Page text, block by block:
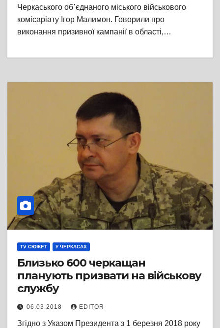
Черкаського об᾽єднаного міського військового
комісаріату Ігор Малимон. Говорили про
виконання призивної кампанії в області,…
TV СЮЖЕТ У ЧЕРКАСАХ
Близько 600 черкащан
планують призвати на військову
службу
06.03.2018 EDITOR
Згідно з Указом Президента з 1 березня 2018 року